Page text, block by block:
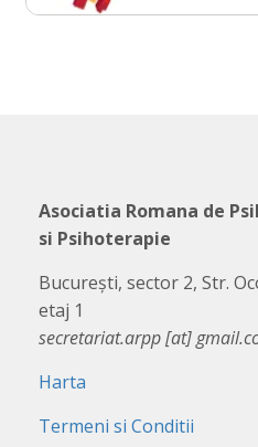
Asociatia Romana de
si Psihoterapie
București, sector 2, Str.
etaj 1
secretariat.arpp [at]
Harta
Termeni si Conditii